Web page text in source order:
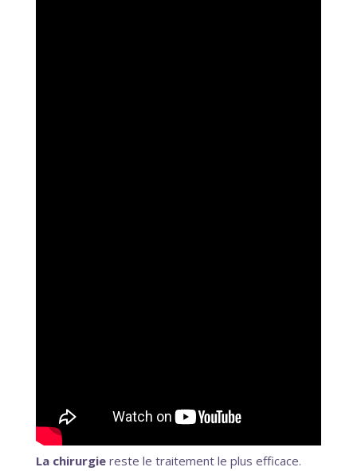
La chirurgiereste le traitement le plus efficace.